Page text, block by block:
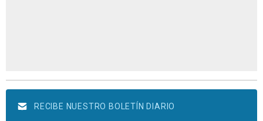
RECIBE NUESTRO BOLETÍN DIARIO